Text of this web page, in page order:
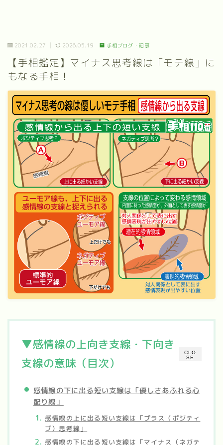
2021.02.27 2026.05.19 手相ブログ・記事
【手相鑑定】マイナス思考線は「モテ線」に
もなる手相！
CLO
SE
▼感情線の上向き支線・下向き
支線の意味（目次）
感情線の下に出る短い支線は「優しさあふれる心
配り線」
感情線の上に出る短い支線は「プラス（ポジティ
ブ）思考線」
感情線の下に出る短い支線は「マイナス（ネガテ